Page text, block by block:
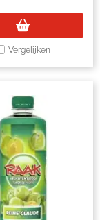
Vergelijken